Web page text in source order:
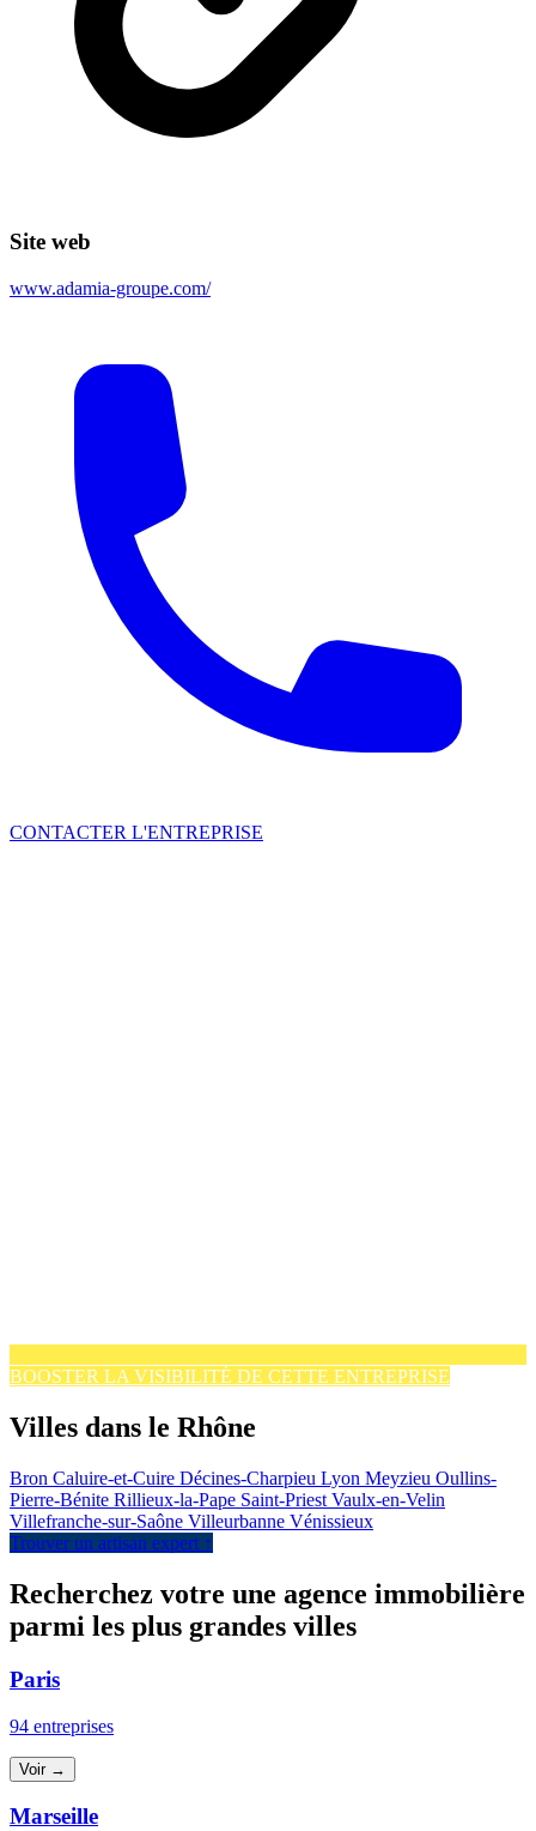
Site web
www.adamia-groupe.com/
CONTACTER L'ENTREPRISE
BOOSTER LA VISIBILITÉ DE CETTE ENTREPRISE
Villes dans le Rhône
Bron Caluire-et-Cuire Décines-Charpieu Lyon Meyzieu Oullins-
Pierre-Bénite Rillieux-la-Pape Saint-Priest Vaulx-en-Velin
Villefranche-sur-Saône Villeurbanne Vénissieux
Trouver un artisan expert ↑
Recherchez votre une agence immobilière
parmi les plus grandes villes
Paris
94 entreprises
Voir →
Marseille